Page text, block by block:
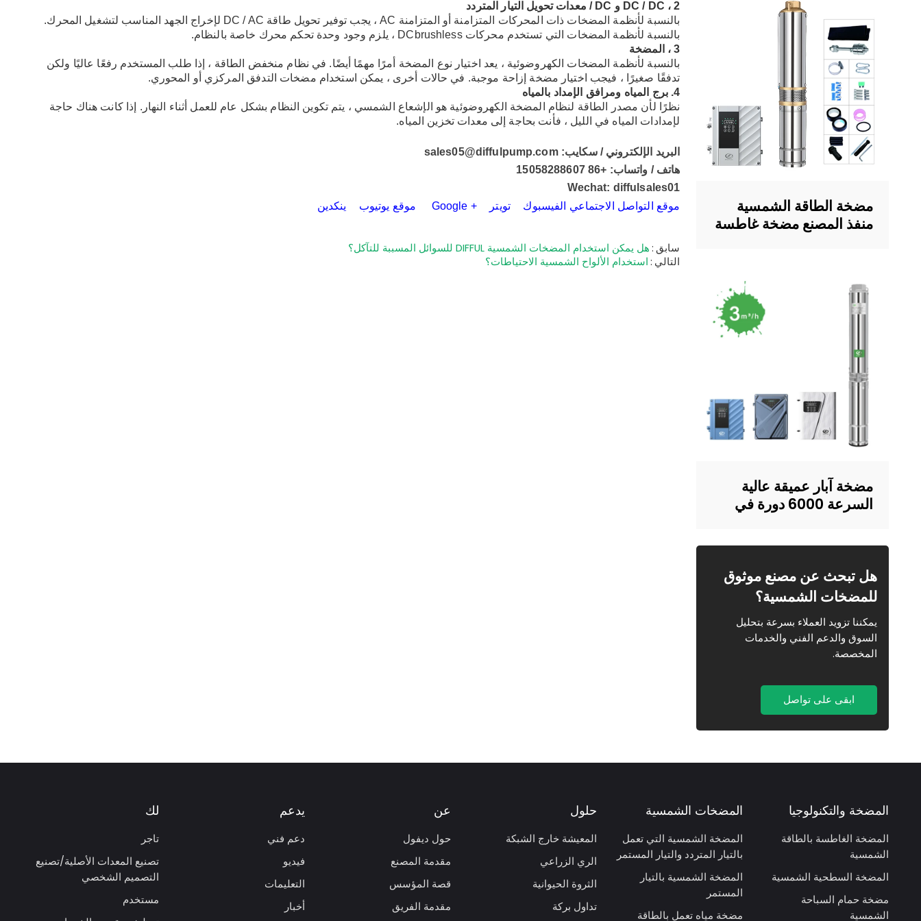
2 ، DC / DC و DC / معدات تحويل التيار المتردد
بالنسبة لأنظمة المضخات ذات المحركات المتزامنة أو المتزامنة AC ، يجب توفير تحويل طاقة DC / AC لإخراج الجهد المناسب لتشغيل المحرك.
بالنسبة لأنظمة المضخات التي تستخدم محركات DCbrushless ، يلزم وجود وحدة تحكم محرك خاصة بالنظام.
3 ، المضخة
بالنسبة لأنظمة المضخات الكهروضوئية ، يعد اختيار نوع المضخة أمرًا مهمًا أيضًا. في نظام منخفض الطاقة ، إذا طلب المستخدم رفعًا عاليًا ولكن
تدفقًا صغيرًا ، فيجب اختيار مضخة إزاحة موجبة. في حالات أخرى ، يمكن استخدام مضخات التدفق المركزي أو المحوري.
4. برج المياه ومرافق الإمداد بالمياه
نظرًا لأن مصدر الطاقة لنظام المضخة الكهروضوئية هو الإشعاع الشمسي ، يتم تكوين النظام بشكل عام للعمل أثناء النهار. إذا كانت هناك حاجة
لإمدادات المياه في الليل ، فأنت بحاجة إلى معدات تخزين المياه.
البريد الإلكتروني / سكايب: sales05@diffulpump.com
هاتف / واتساب: +86 15058288607
Wechat: diffulsales01
موقع التواصل الاجتماعي الفيسبوك
تويتر + Google موقع يوتيوب ينكدين
سابق هل يمكن استخدام المضخات الشمسية DIFFUL للسوائل المسببة للتآكل؟
التالي استخدام الألواح الشمسية الاحتياطات؟
مضخة الطاقة الشمسية
منفذ المصنع مضخة غاطسة
الشمسية للري
مضخة آبار عميقة عالية
السرعة 6000 دورة في
التجار
هل تبحث عن مصنع موثوق
للمضخات الشمسية؟
يمكننا تزويد العملاء بسرعة بتحليل
السوق والدعم الفني والخدمات
المخصصة.
ابقى على تواصل
المضخة والتكنولوجيا
المضخة الغاطسة بالطاقة
الشمسية
المضخة السطحية الشمسية
مضخة حمام السباحة
الشمسية
المضخات الشمسية
المضخة الشمسية التي تعمل
بالتيار المتردد والتيار المستمر
المضخة الشمسية بالتيار
المستمر
مضخة مياه تعمل بالطاقة
حلول
المعيشة خارج الشبكة
الري الزراعي
الثروة الحيوانية
تداول بركة
عن
حول ديفول
مقدمة المصنع
قصة المؤسس
مقدمة الفريق
يدعم
دعم فني
فيديو
التعليمات
أخبار
لك
تاجر
تصنيع المعدات الأصلية/تصنيع
التصميم الشخصي
مستخدم